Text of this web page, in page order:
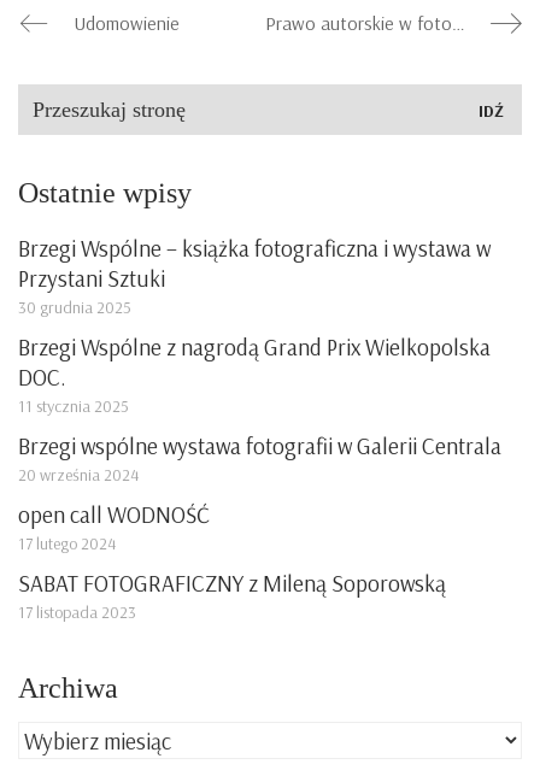
Udomowienie Prawo autorskie w fotografii – Laboratorium Inspiracji Fotspot
Szukaj:
Ostatnie wpisy
Brzegi Wspólne – książka fotograficzna i wystawa w
Przystani Sztuki
30 grudnia 2025
Brzegi Wspólne z nagrodą Grand Prix Wielkopolska
DOC.
11 stycznia 2025
Brzegi wspólne wystawa fotografii w Galerii Centrala
20 września 2024
open call WODNOŚĆ
17 lutego 2024
SABAT FOTOGRAFICZNY z Mileną Soporowską
17 listopada 2023
Archiwa
Archiwa